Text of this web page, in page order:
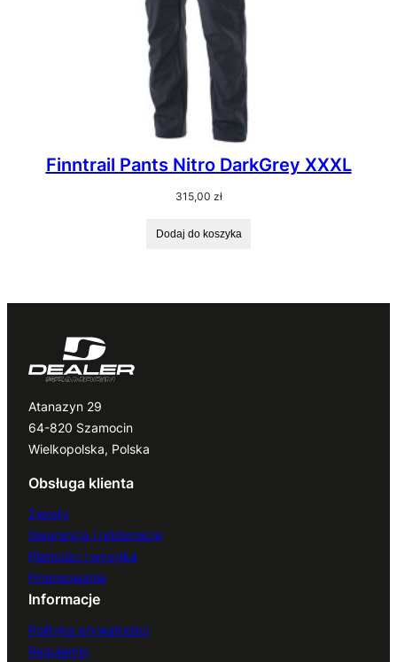
Finntrail Pants Nitro DarkGrey XXXL
315,00 zł
Dodaj do koszyka
Atanazyn 29
64-820 Szamocin
Wielkopolska, Polska
Obsługa klienta
Zwroty
Gwarancja i reklamacje
Płatności i wysyłka
Finansowanie
Informacje
Polityka prywatności
Regulamin